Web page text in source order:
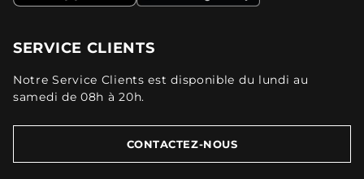
SERVICE CLIENTS
Notre Service Clients est disponible du lundi au
samedi de 08h à 20h.
CONTACTEZ-NOUS